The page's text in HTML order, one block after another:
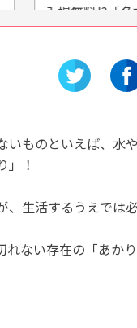
入場無料!?「名
レインランド」
いものといえば、水
」！
生活するうえでは
れない存在の「あか
「あま市
開催中